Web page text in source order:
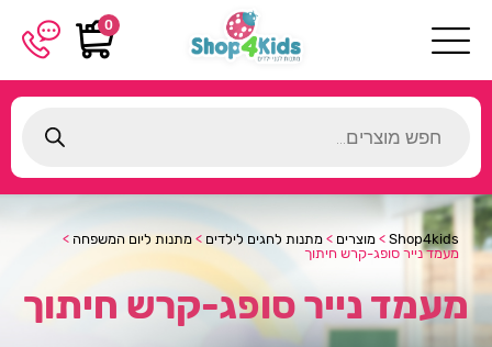
0
search
Shop4kids
> מוצרים > מתנות לחגים לילדים > מתנות ליום המשפחה >
מעמד נייר סופג-קרש חיתוך
מעמד נייר סופג-קרש חיתוך